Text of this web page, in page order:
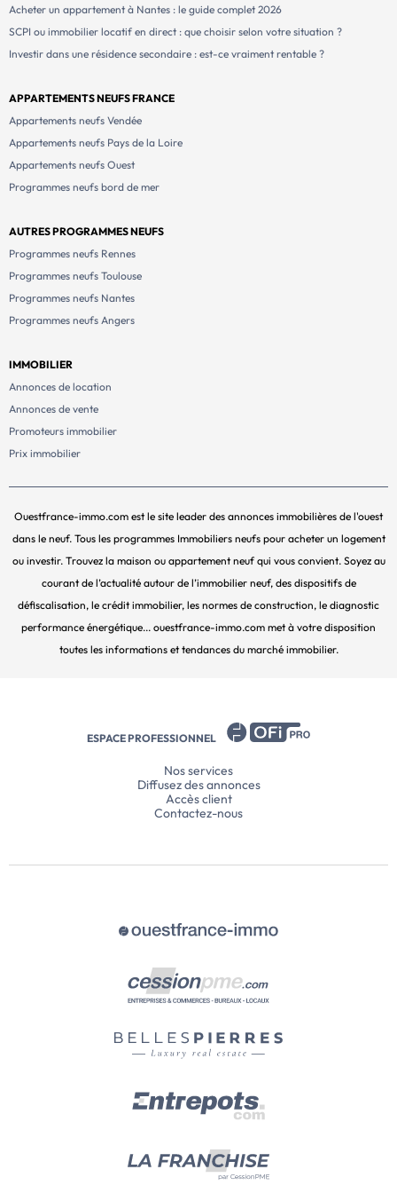
Acheter un appartement à Nantes : le guide complet 2026
SCPI ou immobilier locatif en direct : que choisir selon votre situation ?
Investir dans une résidence secondaire : est-ce vraiment rentable ?
APPARTEMENTS NEUFS FRANCE
Appartements neufs Vendée
Appartements neufs Pays de la Loire
Appartements neufs Ouest
Programmes neufs bord de mer
AUTRES PROGRAMMES NEUFS
Programmes neufs Rennes
Programmes neufs Toulouse
Programmes neufs Nantes
Programmes neufs Angers
IMMOBILIER
Annonces de location
Annonces de vente
Promoteurs immobilier
Prix immobilier
Ouestfrance-immo.com est le site leader des annonces immobilières de l'ouest
dans le neuf. Tous les programmes Immobiliers neufs pour acheter un logement
ou investir. Trouvez la maison ou appartement neuf qui vous convient. Soyez au
courant de l’actualité autour de l’immobilier neuf, des dispositifs de
défiscalisation, le crédit immobilier, les normes de construction, le diagnostic
performance énergétique... ouestfrance-immo.com met à votre disposition
toutes les informations et tendances du marché immobilier.
ESPACE PROFESSIONNEL
Nos services
Diffusez des annonces
Accès client
Contactez-nous